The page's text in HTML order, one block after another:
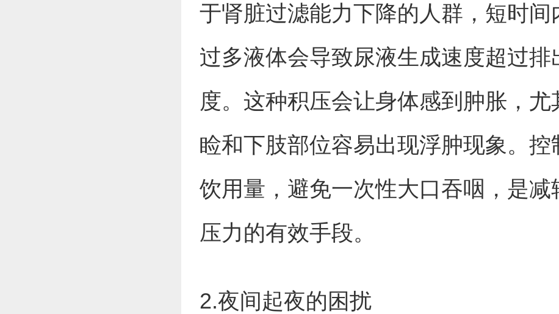
于肾脏过滤能力下降的人群，短时间
过多液体会导致尿液生成速度超过排
度。这种积压会让身体感到肿胀，尤
睑和下肢部位容易出现浮肿现象。控
饮用量，避免一次性大口吞咽，是减
压力的有效手段。
2.夜间起夜的困扰